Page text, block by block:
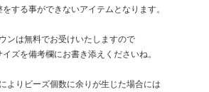
する事ができないアイテムとなります。
ンは無料でお受けいたしますので
ズを備考欄にお書き添えくださいね。
よりビーズ個数に余りが生じた場合には